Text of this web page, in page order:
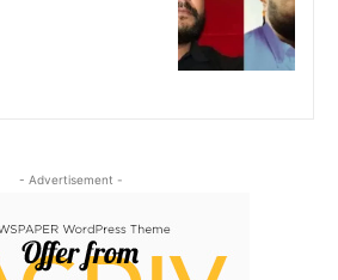
- Advertisement -